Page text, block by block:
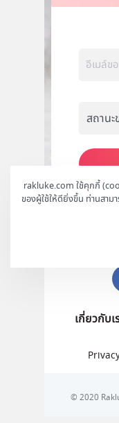
rakluke.com ใช้คุกกี้
ของผู้ใช้ให้ดียิ่งขึ้น ท่านสาม
เกี่ยวกับเ
© 2020